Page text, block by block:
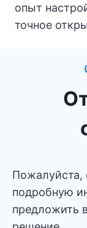
опыт
точное
Пожалуйста,
подробную
предложить